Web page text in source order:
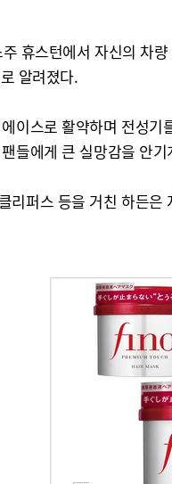
휴스턴에서 자신의 차
알려졌다.
이스로 활약하며 전성
들에게 큰 실망감을 안기
퍼스 등을 거친 하든